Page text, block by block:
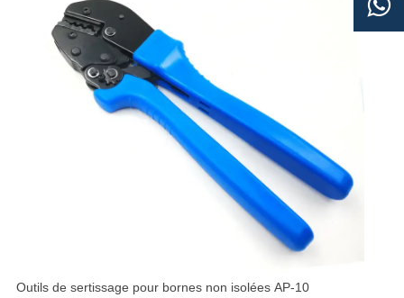
Outils de sertissage pour bornes non isolées AP-10
